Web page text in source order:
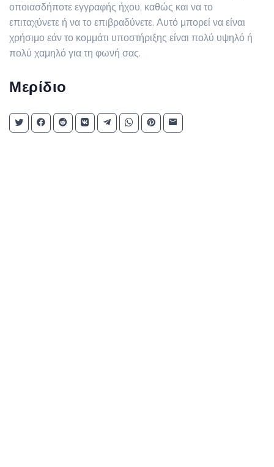
οποιασδήποτε εγγραφής ήχου, καθώς και να το
επιταχύνετε ή να το επιβραδύνετε. Αυτό μπορεί να είναι
χρήσιμο εάν το κομμάτι υποστήριξης είναι πολύ υψηλό ή
πολύ χαμηλό για τη φωνή σας.
Μερίδιο